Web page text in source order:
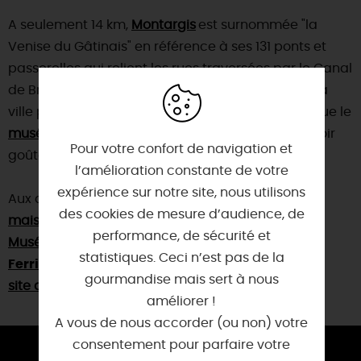
A seulement 14 km, Montargis est surnommée "la
Venise du Gâtinais" en référence à ses 131 ponts et
passerelles qui relient les rues traversées par le Canal
de Briare, le Loing et le Canal d’Orléans. De plus, la
ville possède un grand nombre de musées, tels que le
musée Girodet
. Ne quittez pas Montargis sans avoir
goûté sa spécialité : laprasline de Montargis
Aux alentours, nous vous conseillons de visiter : la
maison de la Nature et de l'Eau , le
Musée à remonter le temps , le village de
Ferrières-en-Gâtinais et le
site archéologique Aquae Segetae.
Pour votre confort de navigation et
l’amélioration constante de votre
expérience sur notre site, nous utilisons
des cookies de mesure d’audience, de
performance, de sécurité et
statistiques. Ceci n’est pas de la
gourmandise mais sert à nous
améliorer !
A vous de nous accorder (ou non) votre
consentement pour parfaire votre